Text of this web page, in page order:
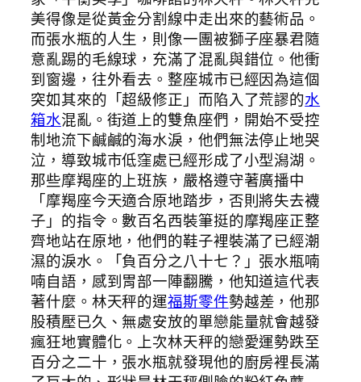
美得像是從黃金分割線中走出來的藝術品。
而張水瓶的人生，則像一團被獅子座暴君隨
意亂踢的毛線球，充滿了混亂與錯位。他衝
到窗邊，往外看去。整座城市已經因為這個
突如其來的「超級修正」而陷入了荒謬的水
箱水混亂。街道上的雙魚座們，開始不受控
制地流下鹹鹹的海水淚，他們無法停止地哭
泣，導致城市低窪處已經形成了小型潟湖。
那些摩羯座的上班族，嚴格遵守著廣播中
「摩羯座今天適合原地踏步，否則將失去襪
子」的指令。數百名西裝筆挺的摩羯座正整
齊地站在原地，他們的鞋子裡裝滿了已經潮
濕的淚水。「負百分之八十七？」張水瓶喃
喃自語，感到胃部一陣翻騰，他知道這代表
著什麼。林天秤的運福斯零件勢越差，他那
股積壓已久、無處安放的單戀能量就會越發
瘋狂地實體化。上次林天秤的戀愛運勢跌至
百分之二十，張水瓶就發現他的廚房裡長滿